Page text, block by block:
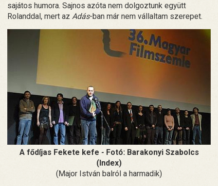
sajátos humora. Sajnos azóta nem dolgoztunk együtt
Rolanddal, mert az Adás-ban már nem vállaltam szerepet.
A fődíjas Fekete kefe - Fotó: Barakonyi Szabolcs
(Index)
(Major István balról a harmadik)